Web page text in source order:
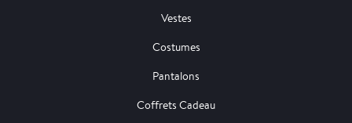
Vestes
Costumes
Pantalons
Coffrets Cadeau